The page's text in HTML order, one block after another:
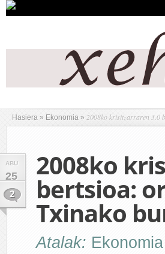
Hasiera » Ekonomia » 2008ko krisitzarraren 3.0
ABU
25
2
2008ko
bertsioa:
Txinako
Atalak: Ekonomia